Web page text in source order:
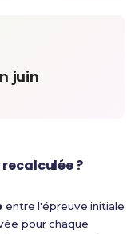
juin
?
entre l'épreuve initiale
pour chaque